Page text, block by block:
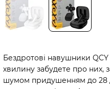
Бездротові навушники
хвилину забудете про них,
шумом придушенням до 28